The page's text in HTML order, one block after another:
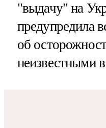
"выдачу" на
предупредила
об
неизвестными